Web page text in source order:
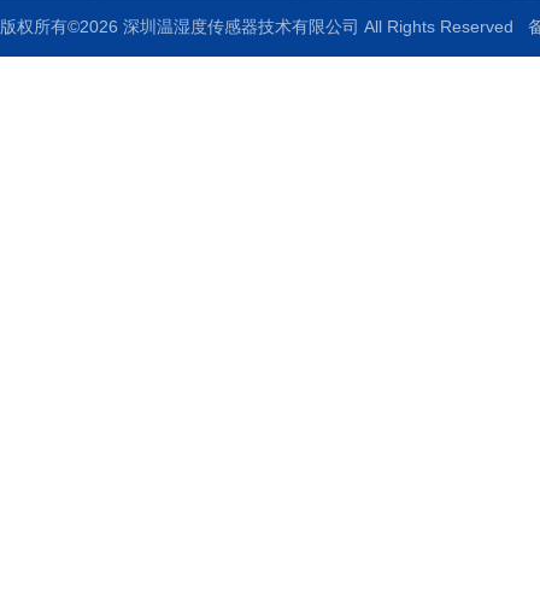
版权所有©2026 深圳温湿度传感器技术有限公司 All Rights Reserved